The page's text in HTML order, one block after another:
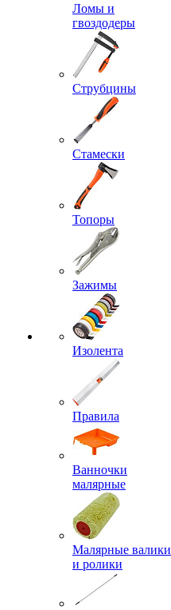
Ломы и
гвоздодеры
Струбцины
Стамески
Топоры
Зажимы
Изолента
Правила
Ванночки
малярные
Малярные валики
и ролики